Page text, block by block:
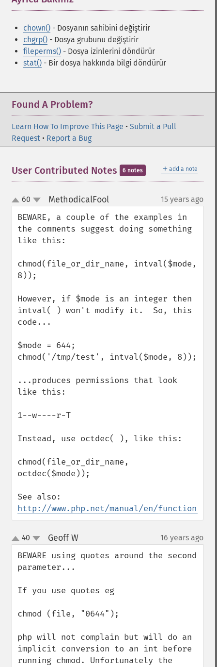
chown() - Dosyanın sahibini değiştirir
chgrp() - Dosya grubunu değiştirir
fileperms() - Dosya izinlerini döndürür
stat() - Bir dosya hakkında bilgi döndürür
Found A Problem?
Learn How To Improve This Page • Submit a Pull
Request • Report a Bug
＋ add a note
User Contributed Notes 6 notes
up
down
60 MethodicalFool¶ 15 years ago
BEWARE, a couple of the examples in
the comments suggest doing something
like this:
chmod(file_or_dir_name, intval($mode,
8));
However, if $mode is an integer then
intval( ) won't modify it.  So, this
code...
$mode = 644;
chmod('/tmp/test', intval($mode, 8));
...produces permissions that look
like this:
1--w----r-T
Instead, use octdec( ), like this:
chmod(file_or_dir_name,
octdec($mode));
http://www.php.net/manual/en/
up
down
40 Geoff W¶ 16 years ago
BEWARE using quotes around the second
parameter...
If you use quotes eg
chmod (file, "0644");
php will not complain but will do an
implicit conversion to an int before
running chmod. Unfortunately the